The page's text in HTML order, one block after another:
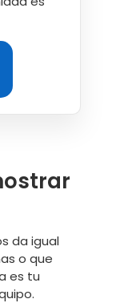
da igual
o que
es tu